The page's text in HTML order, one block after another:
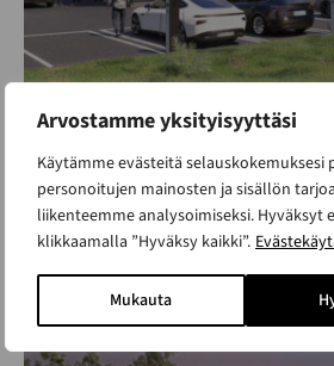
Arvostamme yksityisyyttäsi
Käytämme evästeitä selauskokemuksesi
personoitujen mainosten ja sisällön
liikenteemme analysoimiseksi. Hyväksyt
klikkaamalla ”Hyväksy kaikki”.
Mukauta
Toimitila B10
ALK. 365 000 €
Kerrosala 1070 m²